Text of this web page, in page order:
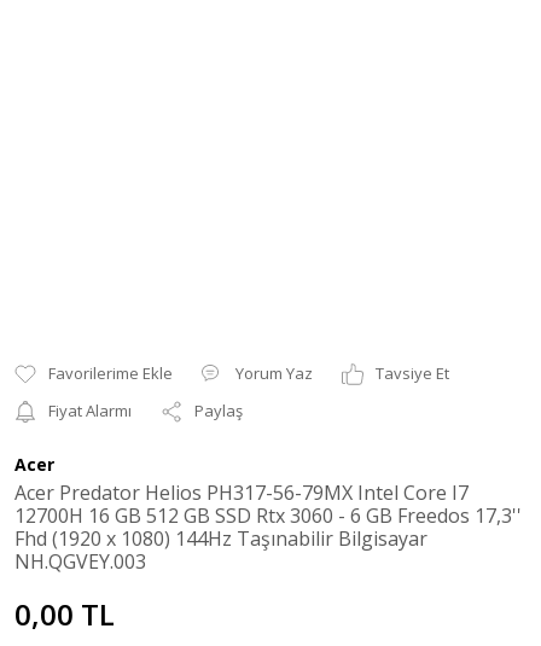
Yorum Yaz
Tavsiye Et
Fiyat Alarmı
Paylaş
Acer
Acer Predator Helios PH317-56-79MX Intel Core I7
12700H 16 GB 512 GB SSD Rtx 3060 - 6 GB Freedos 17,3''
Fhd (1920 x 1080) 144Hz Taşınabilir Bilgisayar
NH.QGVEY.003
0,00 TL